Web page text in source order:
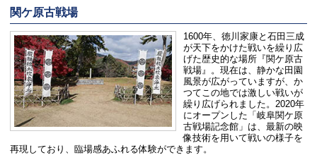
関ケ原古戦場
1600年、徳川家康と石田三成
が天下をかけた戦いを繰り広
げた歴史的な場所『関ケ原古
戦場』。現在は、静かな田園
風景が広がっていますが、か
つてこの地では激しい戦いが
繰り広げられました。2020年
にオープンした「岐阜関ケ原
古戦場記念館」は、最新の映
像技術を用いて戦いの様子を
再現しており、臨場感あふれる体験ができます。